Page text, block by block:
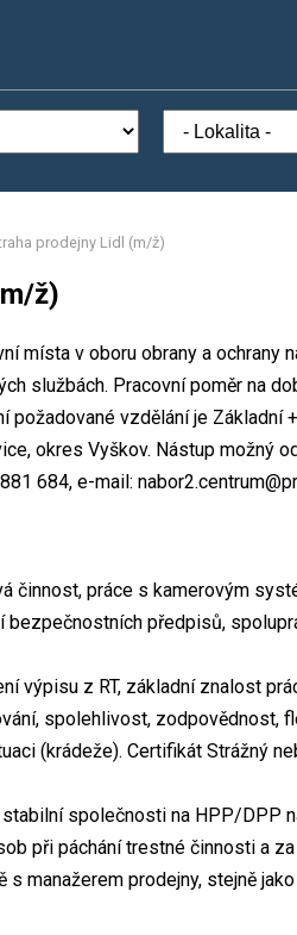
prodejny Lidl (m/ž)
ž)
místa v oboru obrany a ochrany
službách. Pracovní poměr na
požadované vzdělání je Základní
okres Vyškov. Nástup možný
684, e-mail:
činnost, práce s kamerovým
bezpečnostních předpisů,
výpisu z RT, základní znalost
spolehlivost, zodpovědnost,
(krádeže). Certifikát Strážný
stabilní společnosti na HPP/DPP
při páchání trestné činnosti a
manažerem prodejny, stejně